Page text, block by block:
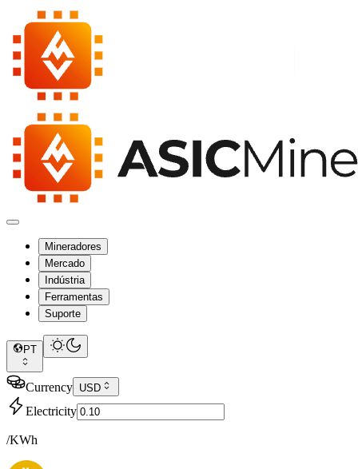
Mineradores
Mercado
Indústria
Ferramentas
Suporte
PT
Currency USD
Electricity
/KWh